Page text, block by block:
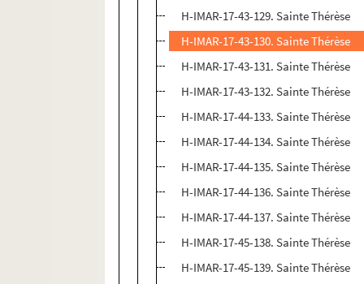
H-IMAR-17-43-129. Sainte Thérèse
H-IMAR-17-43-130. Sainte Thérèse
H-IMAR-17-43-131. Sainte Thérèse
H-IMAR-17-43-132. Sainte Thérèse
H-IMAR-17-44-133. Sainte Thérèse
H-IMAR-17-44-134. Sainte Thérèse
H-IMAR-17-44-135. Sainte Thérèse
H-IMAR-17-44-136. Sainte Thérèse
H-IMAR-17-44-137. Sainte Thérèse
H-IMAR-17-45-138. Sainte Thérèse
H-IMAR-17-45-139. Sainte Thérèse